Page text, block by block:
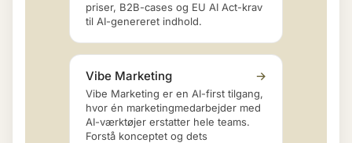
priser, B2B-cases og EU AI Act-krav
til AI-genereret indhold.
Vibe Marketing →
Vibe Marketing er en AI-first tilgang,
hvor én marketingmedarbejder med
AI-værktøjer erstatter hele teams.
Forstå konceptet og dets